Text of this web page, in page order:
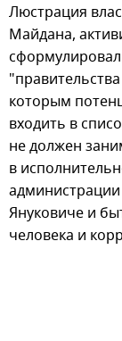
Люстрация
Майдана,
которым
входить в
не должен
в
Януковиче и
человека и